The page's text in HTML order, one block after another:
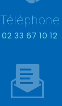
Téléphone
02 33 67 10 12